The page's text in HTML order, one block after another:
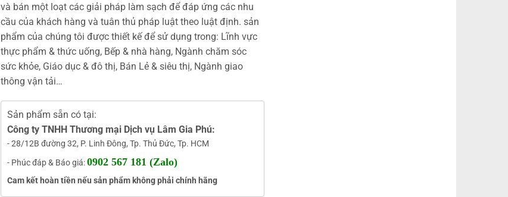
và bán một loạt các giải pháp làm sạch để đáp ứng các nhu
cầu của khách hàng và tuân thủ pháp luật theo luật định. sản
phẩm của chúng tôi được thiết kế để sử dụng trong: Lĩnh vực
thực phẩm & thức uống, Bếp & nhà hàng, Ngành chăm sóc
sức khỏe, Giáo dục & đô thị, Bán Lẻ & siêu thị, Ngành giao
thông vận tải…
Sản phẩm sẵn có tại:
Công ty TNHH Thương mại Dịch vụ Lâm Gia Phú:
- 28/12B đường 32, P. Linh Đông, Tp. Thủ Đức, Tp. HCM
- Phúc đáp & Báo giá:0902 567 181 (Zalo)
Cam kết hoàn tiền nếu sản phẩm không phải chính hãng